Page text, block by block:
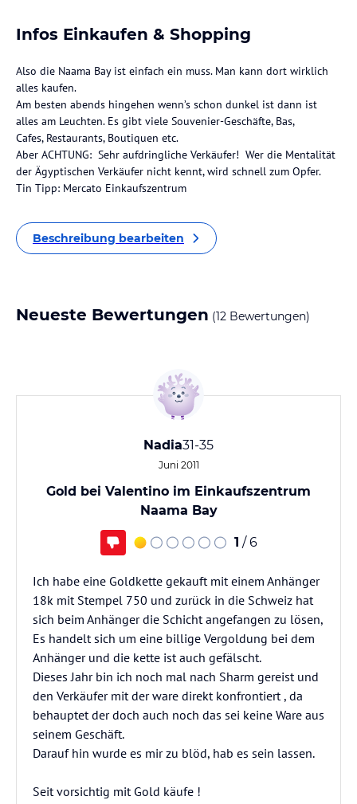
Infos Einkaufen & Shopping
Also die Naama Bay ist einfach ein muss. Man kann dort wirklich
alles kaufen.
Am besten abends hingehen wenn’s schon dunkel ist dann ist
alles am Leuchten. Es gibt viele Souvenier-Geschäfte, Bas,
Cafes, Restaurants, Boutiquen etc.
Aber ACHTUNG: Sehr aufdringliche Verkäufer! Wer die Mentalität
der Ägyptischen Verkäufer nicht kennt, wird schnell zum Opfer.
Tin Tipp: Mercato Einkaufszentrum
Beschreibung bearbeiten
Neueste Bewertungen (12 Bewertungen)
Nadia31-35
Juni 2011
Gold bei Valentino im Einkaufszentrum
Naama Bay
1 / 6
Ich habe eine Goldkette gekauft mit einem Anhänger
18k mit Stempel 750 und zurück in die Schweiz hat
sich beim Anhänger die Schicht angefangen zu lösen,
Es handelt sich um eine billige Vergoldung bei dem
Anhänger und die kette ist auch gefälscht.
Dieses Jahr bin ich noch mal nach Sharm gereist und
den Verkäufer mit der ware direkt konfrontiert , da
behauptet der doch auch noch das sei keine Ware aus
seinem Geschäft.
Darauf hin wurde es mir zu blöd, hab es sein lassen.
Seit vorsichtig mit Gold käufe !